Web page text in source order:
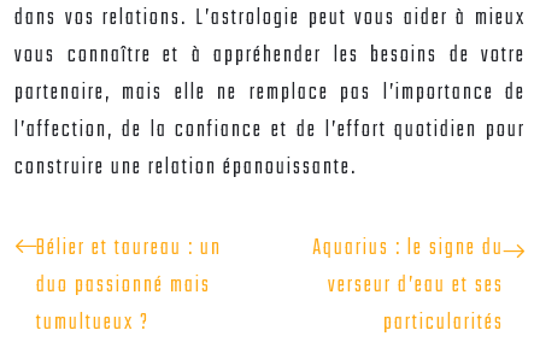
dans vos relations. L’astrologie peut vous aider à mieux
vous connaître et à appréhender les besoins de votre
partenaire, mais elle ne remplace pas l’importance de
l’affection, de la confiance et de l’effort quotidien pour
construire une relation épanouissante.
Bélier et taureau : un
duo passionné mais
tumultueux ?
Aquarius : le signe du
verseur d’eau et ses
particularités